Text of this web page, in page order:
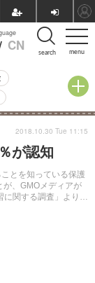
menu
CN search
受験
ランキング
が認知
とを知っている保護
、GMOメディアが
関する調査」より明
2018.10.30 Tue 11:15